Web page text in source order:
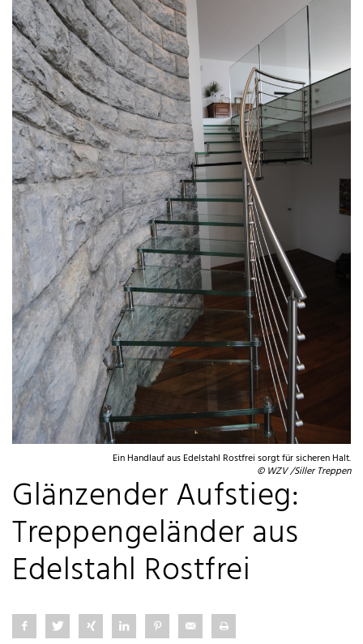
Ein Handlauf aus Edelstahl Rostfrei sorgt für sicheren Halt.
© WZV /Siller Treppen
Glänzender Aufstieg:
Treppengeländer aus
Edelstahl Rostfrei